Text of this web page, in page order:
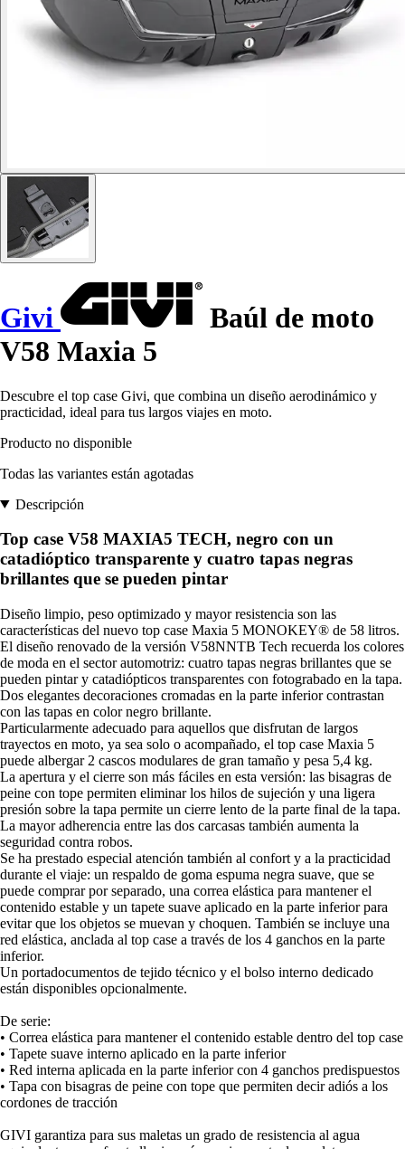
Givi
Baúl de moto
V58 Maxia 5
Descubre el top case Givi, que combina un diseño aerodinámico y
practicidad, ideal para tus largos viajes en moto.
Producto no disponible
Todas las variantes están agotadas
Descripción
Top case V58 MAXIA5 TECH, negro con un
catadióptico transparente y cuatro tapas negras
brillantes que se pueden pintar
Diseño limpio, peso optimizado y mayor resistencia son las
características del nuevo top case Maxia 5 MONOKEY® de 58 litros.
El diseño renovado de la versión V58NNTB Tech recuerda los colores
de moda en el sector automotriz: cuatro tapas negras brillantes que se
pueden pintar y catadiópticos transparentes con fotograbado en la tapa.
Dos elegantes decoraciones cromadas en la parte inferior contrastan
con las tapas en color negro brillante.
Particularmente adecuado para aquellos que disfrutan de largos
trayectos en moto, ya sea solo o acompañado, el top case Maxia 5
puede albergar 2 cascos modulares de gran tamaño y pesa 5,4 kg.
La apertura y el cierre son más fáciles en esta versión: las bisagras de
peine con tope permiten eliminar los hilos de sujeción y una ligera
presión sobre la tapa permite un cierre lento de la parte final de la tapa.
La mayor adherencia entre las dos carcasas también aumenta la
seguridad contra robos.
Se ha prestado especial atención también al confort y a la practicidad
durante el viaje: un respaldo de goma espuma negra suave, que se
puede comprar por separado, una correa elástica para mantener el
contenido estable y un tapete suave aplicado en la parte inferior para
evitar que los objetos se muevan y choquen. También se incluye una
red elástica, anclada al top case a través de los 4 ganchos en la parte
inferior.
Un portadocumentos de tejido técnico y el bolso interno dedicado
están disponibles opcionalmente.
De serie:
• Correa elástica para mantener el contenido estable dentro del top case
• Tapete suave interno aplicado en la parte inferior
• Red interna aplicada en la parte inferior con 4 ganchos predispuestos
• Tapa con bisagras de peine con tope que permiten decir adiós a los
cordones de tracción
GIVI garantiza para sus maletas un grado de resistencia al agua